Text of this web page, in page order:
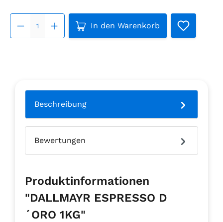
Produkt Anzahl: Gib den
In den Warenkorb
Beschreibung
Bewertungen
Produktinformationen
"DALLMAYR ESPRESSO D
´ORO 1KG"